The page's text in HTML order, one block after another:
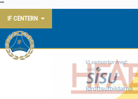
""
IF CENTERN
HEM